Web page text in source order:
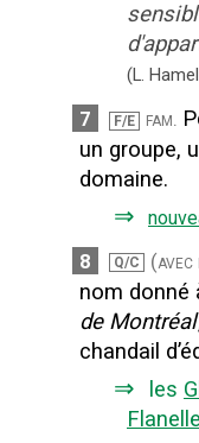
(L.
7 F/E fam.
un groupe,
domaine.
⇒
8 Q/C (avec
nom donné
de Montréal
chandail
⇒ les
Flanelle